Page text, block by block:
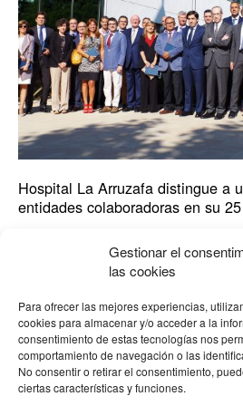
Gestionar el
las cookies
Para ofrecer las mejores experiencias,
cookies para almacenar y/o acceder a la
consentimiento de estas tecnologías nos
comportamiento de navegación o las
No consentir o retirar el consentimiento,
ciertas características y funciones.
Hospital La Arruzafa distingue a
entidades colaboradoras en su
Responsables de diecinueve
especializado en oftalmología, que
primer cuarto de siglo El Hospital La
diecinueve entidades relacionadas
motivo del veinticinco aniversario que
el centro especializado […]
colaboradoras
en
su
25
aniversario